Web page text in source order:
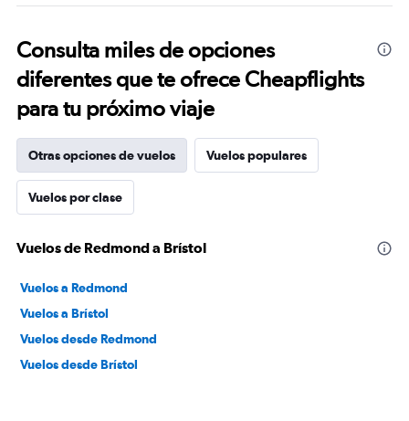
Consulta miles de opciones
diferentes que te ofrece Cheapflights
para tu próximo viaje
Otras opciones de vuelos Vuelos populares
Vuelos por clase
Vuelos de Redmond a Brístol
Vuelos a Redmond
Vuelos a Brístol
Vuelos desde Redmond
Vuelos desde Brístol